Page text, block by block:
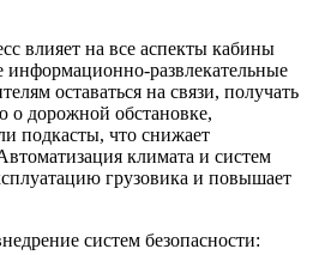
влияет на все аспекты кабины
развлекательные
оставаться на связи, получать
дорожной обстановке,
подкасты, что снижает
климата и систем
грузовика и повышает
систем безопасности: